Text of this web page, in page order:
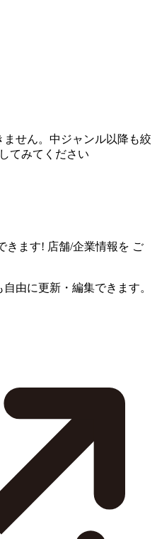
せん。中ジャンル以降も絞
てみてください
きます! 店舗/企業情報を ご
由に更新・編集できます。